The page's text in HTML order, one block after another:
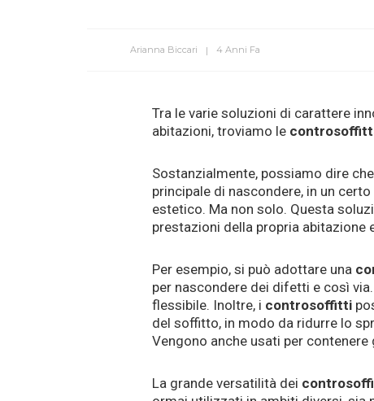
Arianna Biccari 4 Anni Fa
Tra le varie soluzioni di carattere
abitazioni, troviamo le
Sostanzialmente, possiamo dire
principale di nascondere, in un
estetico. Ma non solo. Questa
prestazioni della propria abitazione
Per esempio, si può adottare una
per nascondere dei difetti e così
flessibile. Inoltre, i controsoffitti
del soffitto, in modo da ridurre lo
Vengono anche usati per contenere
La grande versatilità dei